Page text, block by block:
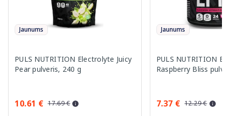
Jaunums
PULS NUTRITION Electrolyte Juicy
Pear pulveris, 240 g
10.61 € 17.69 €
Jaunums
PULS NUTRITION
Raspberry Bliss
7.37 € 12.29 €